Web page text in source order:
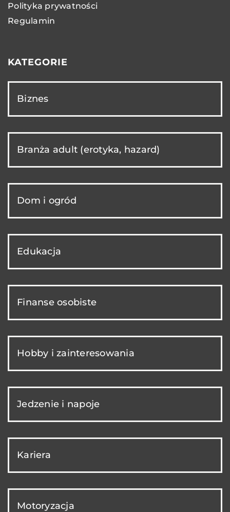
Polityka prywatności
Regulamin
KATEGORIE
Biznes
Branża adult (erotyka, hazard)
Dom i ogród
Edukacja
Finanse osobiste
Hobby i zainteresowania
Jedzenie i napoje
Kariera
Motoryzacja